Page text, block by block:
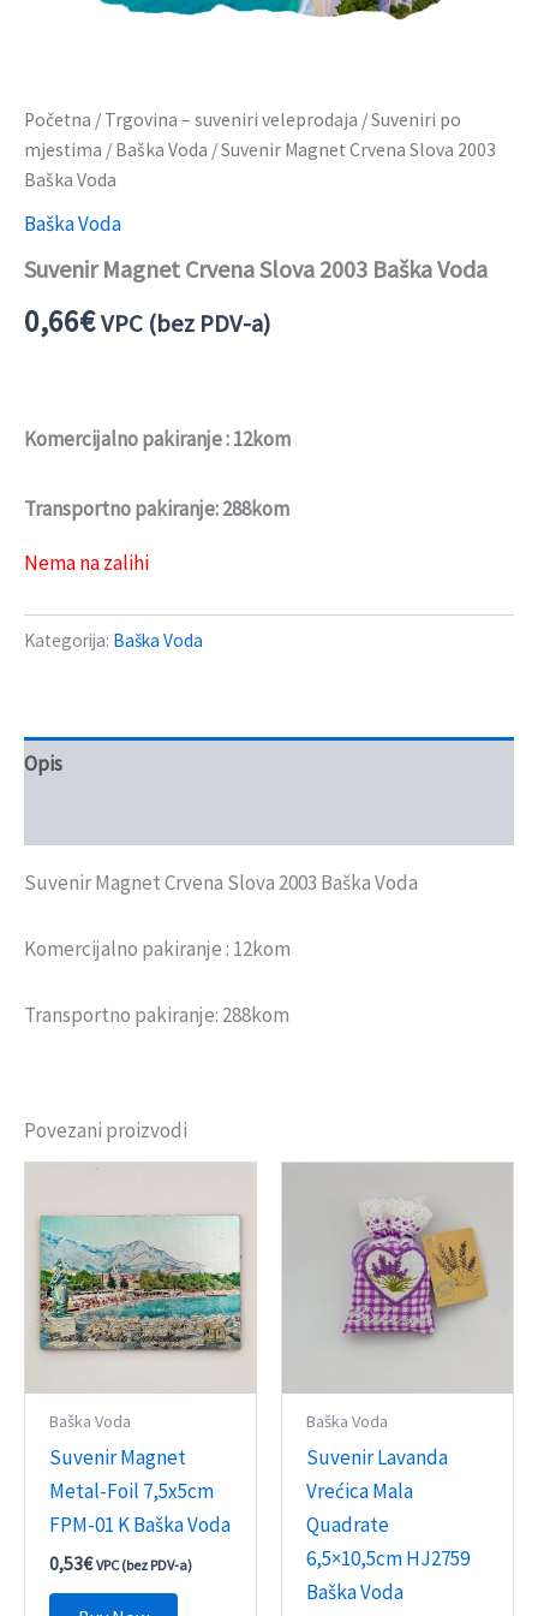
Početna / Trgovina – suveniri veleprodaja /Suveniri po
mjestima / Baška Voda / Suvenir Magnet Crvena Slova 2003
Baška Voda
Baška Voda
Suvenir Magnet Crvena Slova 2003 Baška Voda
0,66€VPC (bez PDV-a)
Komercijalno pakiranje : 12kom
Transportno pakiranje: 288kom
Nema na zalihi
Kategorija: Baška Voda
Opis
Suvenir Magnet Crvena Slova 2003 Baška Voda
Komercijalno pakiranje : 12kom
Transportno pakiranje: 288kom
Povezani proizvodi
Baška Voda
Suvenir Magnet
Metal-Foil 7,5x5cm
FPM-01 K Baška Voda
0,53€ VPC (bez PDV-a)
Baška Voda
Suvenir Lavanda
Vrećica Mala
Quadrate
6,5×10,5cm HJ2759
Baška Voda